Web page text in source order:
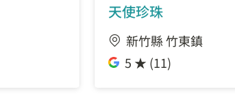
天使珍珠
新竹縣 竹東鎮
5 ★ (11)